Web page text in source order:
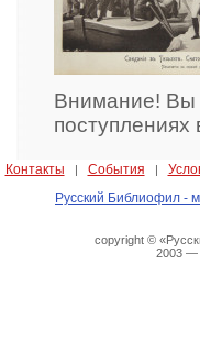
Внимание! Вы
Контакты | События |
Русский Библиофил -
copyright ©
2003 —